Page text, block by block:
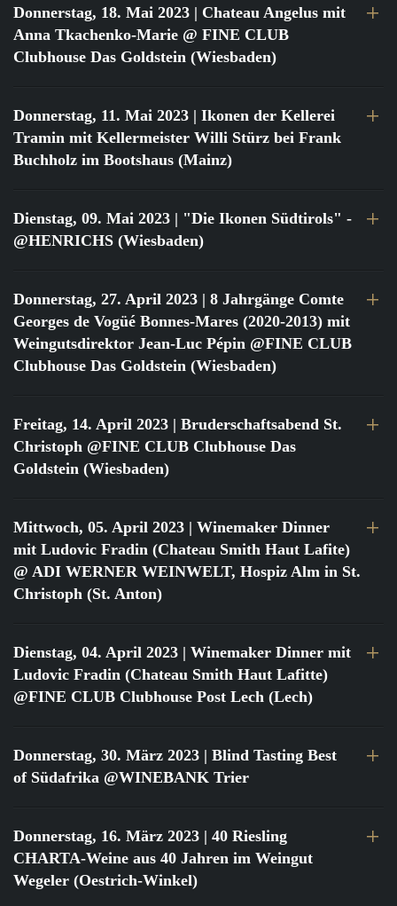
Donnerstag, 18. Mai 2023 | Chateau Angelus mit
Anna Tkachenko-Marie @ FINE CLUB
Clubhouse Das Goldstein (Wiesbaden)
Donnerstag, 11. Mai 2023 | Ikonen der Kellerei
Tramin mit Kellermeister Willi Stürz bei Frank
Buchholz im Bootshaus (Mainz)
Dienstag, 09. Mai 2023 | "Die Ikonen Südtirols" -
@HENRICHS (Wiesbaden)
Donnerstag, 27. April 2023 | 8 Jahrgänge Comte
Georges de Vogüé Bonnes-Mares (2020-2013) mit
Weingutsdirektor Jean-Luc Pépin @FINE CLUB
Clubhouse Das Goldstein (Wiesbaden)
Freitag, 14. April 2023 | Bruderschaftsabend St.
Christoph @FINE CLUB Clubhouse Das
Goldstein (Wiesbaden)
Mittwoch, 05. April 2023 | Winemaker Dinner
mit Ludovic Fradin (Chateau Smith Haut Lafite)
@ ADI WERNER WEINWELT, Hospiz Alm in St.
Christoph (St. Anton)
Dienstag, 04. April 2023 | Winemaker Dinner mit
Ludovic Fradin (Chateau Smith Haut Lafitte)
@FINE CLUB Clubhouse Post Lech (Lech)
Donnerstag, 30. März 2023 | Blind Tasting Best
of Südafrika @WINEBANK Trier
Donnerstag, 16. März 2023 | 40 Riesling
CHARTA-Weine aus 40 Jahren im Weingut
Wegeler (Oestrich-Winkel)